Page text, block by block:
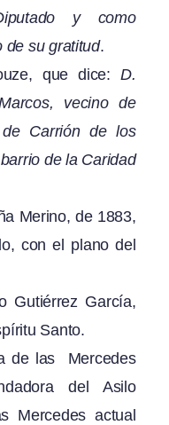
y como
de su gratitud.
que dice:D.
vecino de
Carrión de los
de la Caridad
Merino, de 1883,
con el plano del
Gutiérrez García,
Santo.
de las Mercedes
del Asilo
Mercedes actual